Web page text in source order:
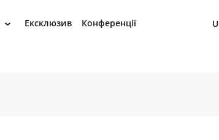
› Ексклюзив Конференції